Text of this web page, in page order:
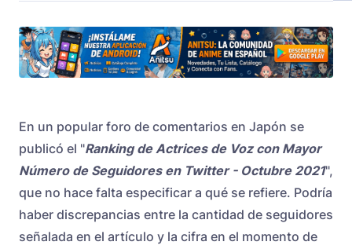
En un popular foro de comentarios en Japón se
publicó el "Ranking de Actrices de Voz con Mayor
Número de Seguidores en Twitter - Octubre 2021",
que no hace falta especificar a qué se refiere. Podría
haber discrepancias entre la cantidad de seguidores
señalada en el artículo y la cifra en el momento de